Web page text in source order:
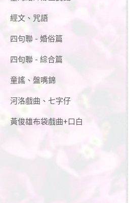
經文、咒語
四句聯 - 婚俗篇
四句聯 - 綜合篇
童謠、盤嘴錦
河洛戲曲、七字仔
黃俊雄布袋戲曲+口白